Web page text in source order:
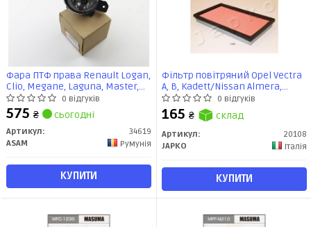
Фара ПТФ права Renault Logan,
Clio, Megane, Laguna, Master,
Koleos/Nissan Qashqai, X-Trail,
Primera (00-) (34619) Asam
0 відгуків
575 ₴ сьогодні
Артикул:
34619
ASAM
Румунія
КУПИТИ
Фільтр повітряний Opel Vectra
A, B, Kadett/Nissan Almera,
Maxima, X-Trail/Subaru
Forester. Impreza (20108) JAPKO
0 відгуків
165 ₴ склад
Артикул:
20108
JAPKO
Італія
КУПИТИ